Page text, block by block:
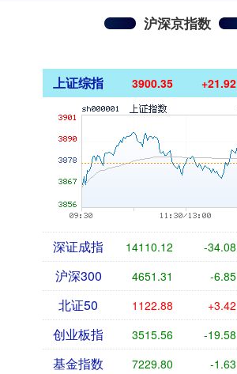
沪深京指数
上证综指 3900.35 +21.92
深证成指 14110.12 -34.08
沪深300 4651.31 -6.85
北证50 1122.88 +3.42
创业板指 3515.56 -19.58
基金指数 7229.80 -1.63